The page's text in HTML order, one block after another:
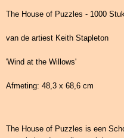
The House of Puzzles - 1000
van de artiest Keith Stapleton
'Wind at the Willows'
Afmeting: 48,3 x 68,6 cm
The House of Puzzles is een